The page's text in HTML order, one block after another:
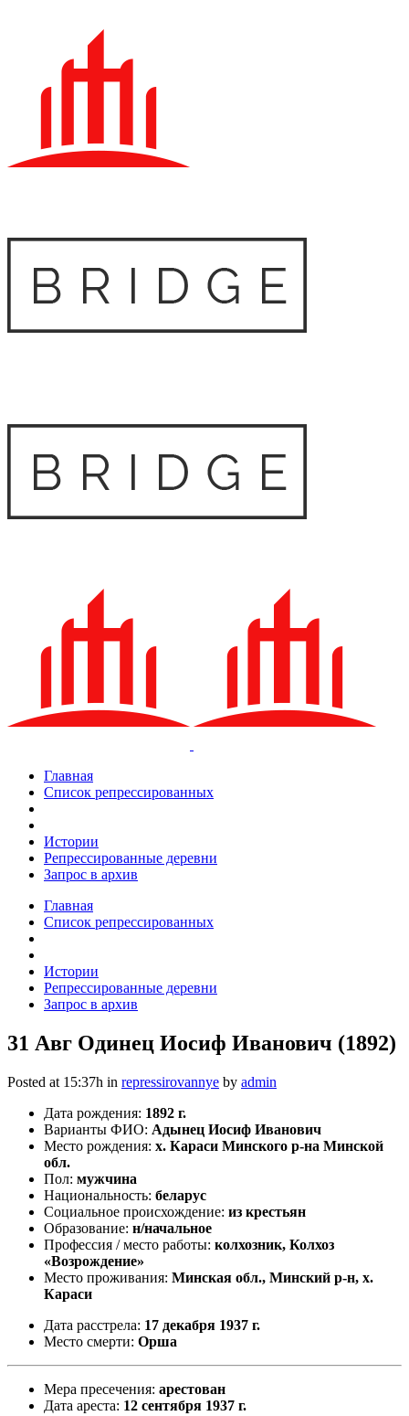
Главная
Список репрессированных
Истории
Репрессированные деревни
Запрос в архив
Главная
Список репрессированных
Истории
Репрессированные деревни
Запрос в архив
31 Авг Одинец Иосиф Иванович (1892)
Posted at 15:37h in repressirovannye by admin
Дата рождения: 1892 г.
Варианты ФИО: Адынец Иосиф Иванович
Место рождения: х. Караси Минского р-на Минской
обл.
Пол: мужчина
Национальность: беларус
Социальное происхождение: из крестьян
Образование: н/начальное
Профессия / место работы: колхозник, Колхоз
«Возрождение»
Место проживания: Минская обл., Минский р-н, х.
Караси
Дата расстрела: 17 декабря 1937 г.
Место смерти: Орша
Мера пресечения: арестован
Дата ареста: 12 сентября 1937 г.